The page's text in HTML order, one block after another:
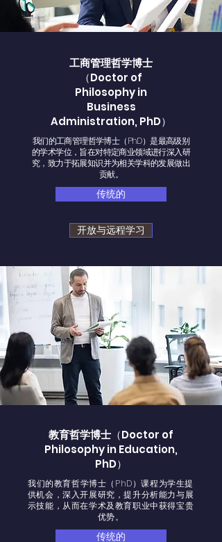
工商管理哲学博士
（Doctor of
Philosophy in
Business
Administration, PhD）
我们的工商管理哲学博士（PhD）是最高级别
的学术学位，旨在对特定商业领域进行深入研
究，致力于拓展知识并为相关学科的发展做出
贡献。
传统的
开放与远程学习
教育哲学博士 （Doctor of
Philosophy in Education,
PhD）
我们的教育哲学博士（PhD）课程为学生提
供机会，深入开展研究，提升分析能力与展
示技能，从而在学术及教育职业中获得宝贵
优势。
传统的